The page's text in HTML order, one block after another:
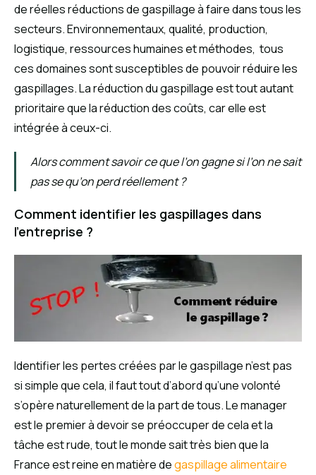
de réelles réductions de gaspillage à faire dans tous les
secteurs. Environnementaux, qualité, production,
logistique, ressources humaines et méthodes, tous
ces domaines sont susceptibles de pouvoir réduire les
gaspillages. La réduction du gaspillage est tout autant
prioritaire que la réduction des coûts, car elle est
intégrée à ceux-ci.
Alors comment savoir ce que l’on gagne si l’on ne sait
pas se qu’on perd réellement ?
Comment identifier les gaspillages dans
l’entreprise ?
Identifier les pertes créées par le gaspillage n’est pas
si simple que cela, il faut tout d’abord qu’une volonté
s’opère naturellement de la part de tous. Le manager
est le premier à devoir se préoccuper de cela et la
tâche est rude, tout le monde sait très bien que la
France est reine en matière degaspillage alimentaire